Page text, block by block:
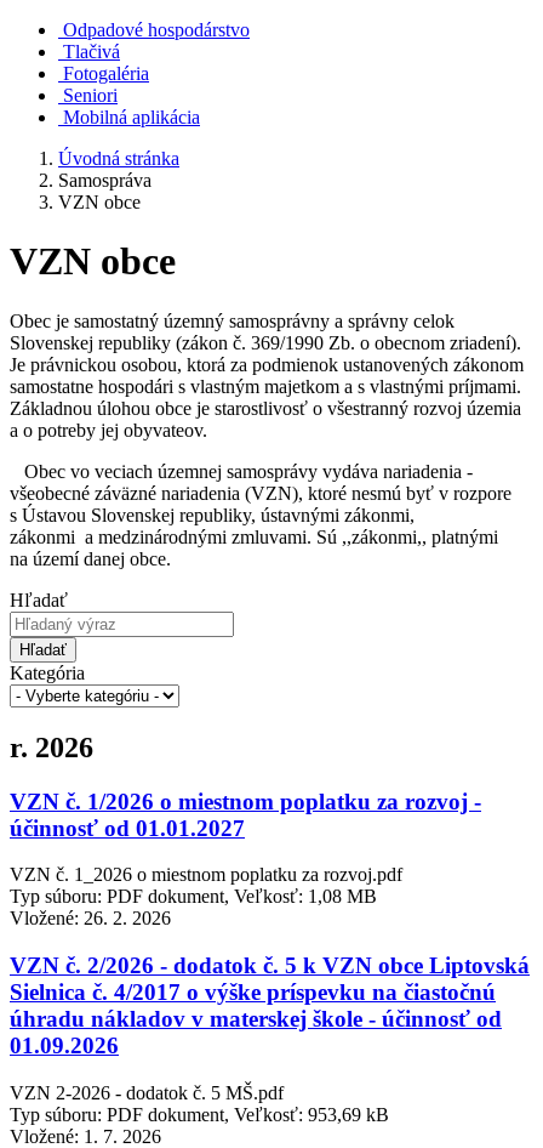
Odpadové hospodárstvo
Tlačivá
Fotogaléria
Seniori
Mobilná aplikácia
Úvodná stránka
Samospráva
VZN obce
VZN obce
Obec je samostatný územný samosprávny a správny celok
Slovenskej republiky (zákon č. 369/1990 Zb. o obecnom zriadení).
Je právnickou osobou, ktorá za podmienok ustanovených zákonom
samostatne hospodári s vlastným majetkom a s vlastnými príjmami.
Základnou úlohou obce je starostlivosť o všestranný rozvoj územia
a o potreby jej obyvateov.
Obec vo veciach územnej samosprávy vydáva nariadenia -
všeobecné záväzné nariadenia (VZN), ktoré nesmú byť v rozpore
s Ústavou Slovenskej republiky, ústavnými zákonmi,
zákonmi a medzinárodnými zmluvami. Sú ,,zákonmi,, platnými
na území danej obce.
Hľadať
Hľadať
Kategória
r. 2026
VZN č. 1/2026 o miestnom poplatku za rozvoj -
účinnosť od 01.01.2027
VZN č. 1_2026 o miestnom poplatku za rozvoj.pdf
Typ súboru: PDF dokument, Veľkosť: 1,08 MB
Vložené: 26. 2. 2026
VZN č. 2/2026 - dodatok č. 5 k VZN obce Liptovská
Sielnica č. 4/2017 o výške príspevku na čiastočnú
úhradu nákladov v materskej škole - účinnosť od
01.09.2026
VZN 2-2026 - dodatok č. 5 MŠ.pdf
Typ súboru: PDF dokument, Veľkosť: 953,69 kB
Vložené: 1. 7. 2026